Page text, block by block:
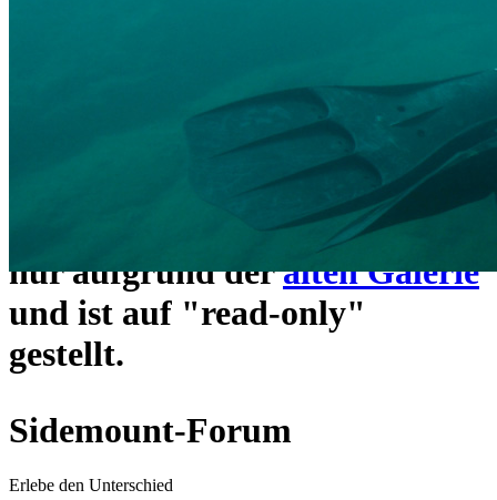
umgezogen und wie gewohnt
https://www.sidemount-
erreichbar.
Das alte Forum hier existiert
nur aufgrund deralten Galerie
und ist auf "read-only"
gestellt.
Sidemount-Forum
Erlebe den Unterschied